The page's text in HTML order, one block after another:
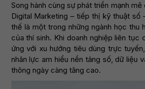
Song hành cùng sự phát triển mạnh
Digital Marketing – tiếp thị kỹ thuật số
thế là một trong những ngành học thu
của thí sinh. Khi doanh nghiệp liên tục
ứng với xu hướng tiêu dùng trực
nhân lực am hiểu nền tảng số, dữ liệu
thông ngày càng tăng cao.